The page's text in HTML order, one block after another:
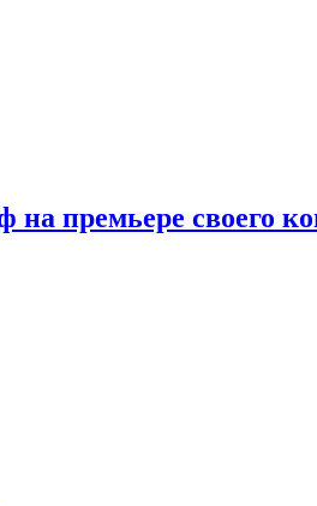
премьере своего